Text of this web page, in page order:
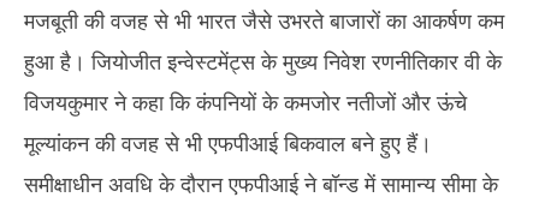
मजबूती की वजह से भी भारत जैसे उभरते बाजारों का आकर्षण कम
हुआ है। जियोजीत इन्वेस्टमेंट्स के मुख्य निवेश रणनीतिकार वी के
विजयकुमार ने कहा कि कंपनियों के कमजोर नतीजों और ऊंचे
मूल्यांकन की वजह से भी एफपीआई बिकवाल बने हुए हैं।
समीक्षाधीन अवधि के दौरान एफपीआई ने बॉन्ड में सामान्य सीमा के